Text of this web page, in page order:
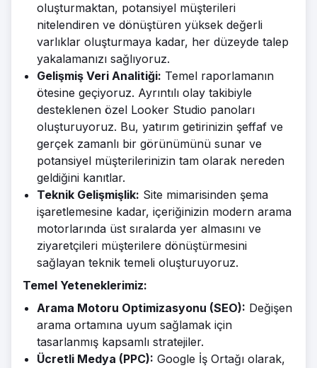
oluşturmaktan, potansiyel müşterileri
nitelendiren ve dönüştüren yüksek değerli
varlıklar oluşturmaya kadar, her düzeyde talep
yakalamanızı sağlıyoruz.
Gelişmiş Veri Analitiği: Temel raporlamanın
ötesine geçiyoruz. Ayrıntılı olay takibiyle
desteklenen özel Looker Studio panoları
oluşturuyoruz. Bu, yatırım getirinizin şeffaf ve
gerçek zamanlı bir görünümünü sunar ve
potansiyel müşterilerinizin tam olarak nereden
geldiğini kanıtlar.
Teknik Gelişmişlik: Site mimarisinden şema
işaretlemesine kadar, içeriğinizin modern arama
motorlarında üst sıralarda yer almasını ve
ziyaretçileri müşterilere dönüştürmesini
sağlayan teknik temeli oluşturuyoruz.
Temel Yeteneklerimiz:
Arama Motoru Optimizasyonu (SEO): Değişen
arama ortamına uyum sağlamak için
tasarlanmış kapsamlı stratejiler.
Ücretli Medya (PPC): Google İş Ortağı olarak,